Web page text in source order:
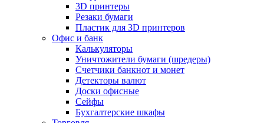
3D принтеры
Резаки бумаги
Пластик для 3D принтеров
Офис и банк
Калькуляторы
Уничтожители бумаги (шредеры)
Счетчики банкнот и монет
Детекторы валют
Доски офисные
Сейфы
Бухгалтерские шкафы